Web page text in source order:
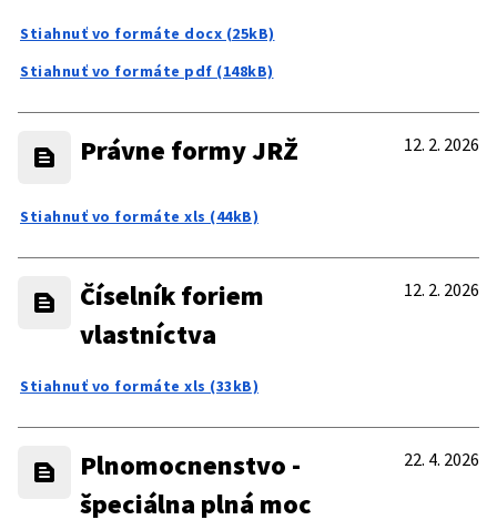
Stiahnuť vo formáte docx (25kB)
Stiahnuť vo formáte pdf (148kB)
Právne formy JRŽ 12. 2. 2026
Stiahnuť vo formáte xls (44kB)
Číselník foriem
vlastníctva
12. 2. 2026
Stiahnuť vo formáte xls (33kB)
Plnomocnenstvo -
špeciálna plná moc
22. 4. 2026